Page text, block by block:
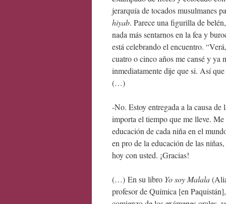
jerarquía de tocados musulmanes
hiyab. Parece una figurilla de
nada más sentarnos en la fea y
está celebrando el encuentro.
cuatro o cinco años me cansé y ya
inmediatamente dije que si. Así
(…)
-No. Estoy entregada a la causa
importa el tiempo que me lleve.
educación de cada niña en el
en pro de la educación de las
hoy con usted. ¡Gracias!
(…) En su libro Yo soy Malala
profesor de Química [en